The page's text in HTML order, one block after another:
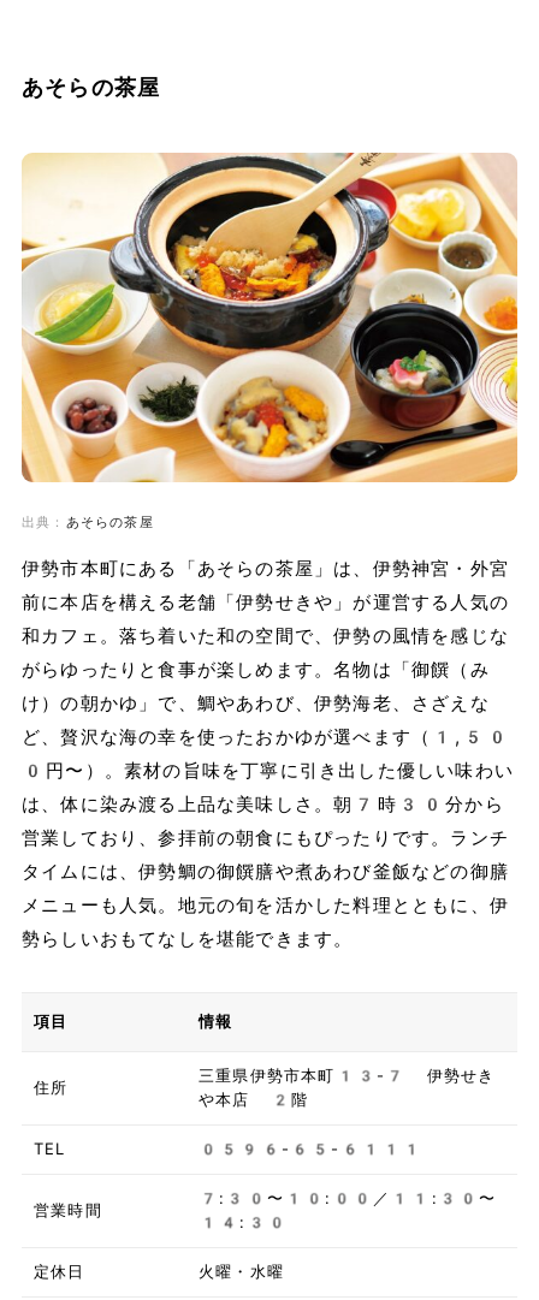
あそらの茶屋
出典： あそらの茶屋
伊勢市本町にある「あそらの茶屋」は、伊勢神宮・外宮
前に本店を構える老舗「伊勢せきや」が運営する人気の
和カフェ。落ち着いた和の空間で、伊勢の風情を感じな
がらゆったりと食事が楽しめます。名物は「御饌（み
け）の朝かゆ」で、鯛やあわび、伊勢海老、さざえな
ど、贅沢な海の幸を使ったおかゆが選べます（1,50
0円〜）。素材の旨味を丁寧に引き出した優しい味わい
は、体に染み渡る上品な美味しさ。朝7時30分から
営業しており、参拝前の朝食にもぴったりです。ランチ
タイムには、伊勢鯛の御饌膳や煮あわび釜飯などの御膳
メニューも人気。地元の旬を活かした料理とともに、伊
勢らしいおもてなしを堪能できます。
項目 情報
住所
三重県伊勢市本町13-7 伊勢せき
や本店 2階
TEL 0596-65-6111
営業時間
7:30〜10:00／11:30〜
14:30
定休日 火曜・水曜